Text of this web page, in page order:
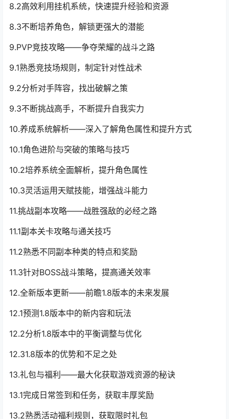
8.2高效利用挂机系统，快速提升经验和资源
8.3不断培养角色，解锁更强大的潜能
9.PVP竞技攻略——争夺荣耀的战斗之路
9.1熟悉竞技场规则，制定针对性战术
9.2分析对手阵容，找出破解之策
9.3不断挑战高手，不断提升自我实力
10.养成系统解析——深入了解角色属性和提升方式
10.1角色进阶与突破的策略与技巧
10.2培养系统全面解析，提升角色属性
10.3灵活运用天赋技能，增强战斗能力
11.挑战副本攻略——战胜强敌的必经之路
11.1副本关卡攻略与通关技巧
11.2熟悉不同副本种类的特点和奖励
11.3针对BOSS战斗策略，提高通关效率
12.全新版本更新——前瞻1.8版本的未来发展
12.1预测1.8版本中的新内容和玩法
12.2分析1.8版本中的平衡调整与优化
12.31.8版本的优势和不足之处
13.礼包与福利——最大化获取游戏资源的秘诀
13.1完成日常签到和任务，获取丰厚奖励
13.2熟悉活动福利规则，获取限时礼包